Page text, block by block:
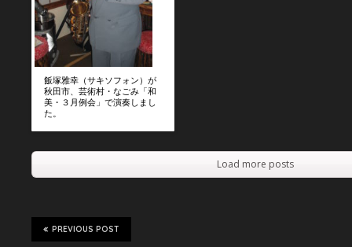
飯塚雅幸（サキソフォン）が
秋田市、芸術村・なごみ「和
美・３月例会」で演奏しまし
た。
Load more posts
PREVIOUS POST